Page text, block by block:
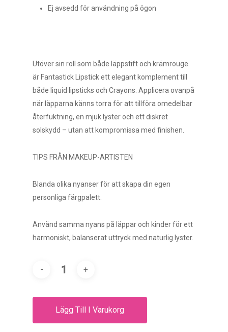
Ej avsedd för användning på ögon
Utöver sin roll som både läppstift och krämrouge
är Fantastick Lipstick ett elegant komplement till
både liquid lipsticks och Crayons. Applicera ovanpå
när läpparna känns torra för att tillföra omedelbar
återfuktning, en mjuk lyster och ett diskret
solskydd – utan att kompromissa med finishen.
TIPS FRÅN MAKEUP-ARTISTEN
Blanda olika nyanser för att skapa din egen
personliga färgpalett.
Använd samma nyans på läppar och kinder för ett
harmoniskt, balanserat uttryck med naturlig lyster.
Lägg Till I Varukorg